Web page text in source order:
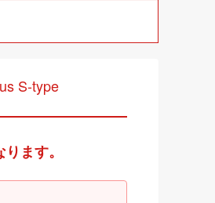
S-type
ます。